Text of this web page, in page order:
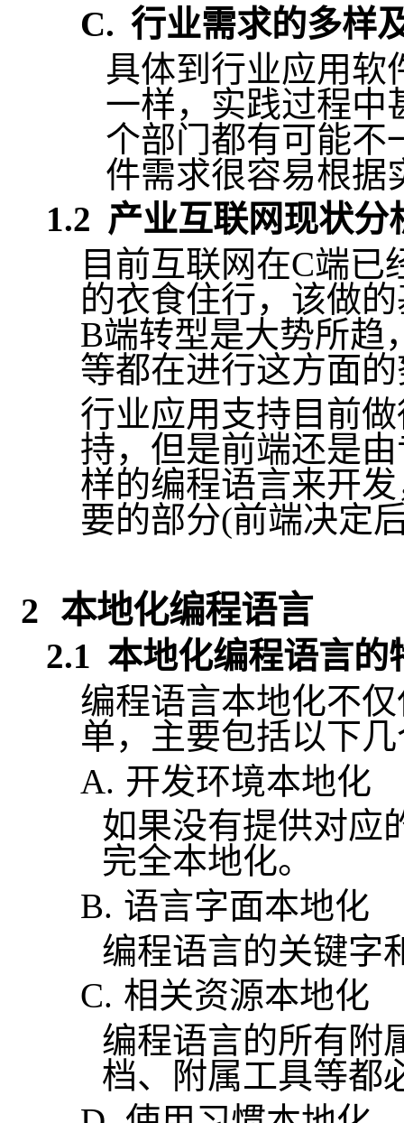
C. 行业需求的多样
具体到行业应用软
一样，实践过程中
个部门都有可能不
件需求很容易根据
1.2 产业互联网现状分
目前互联网在C端已
的衣食住行，该做
B端转型是大势所趋
等都在进行这方面
行业应用支持目前
持，但是前端还是
样的编程语言来开
要的部分(前端决定
2 本地化编程语言
2.1 本地化编程语言的
编程语言本地化不
单，主要包括以下
A. 开发环境本地化
如果没有提供对应
完全本地化。
B. 语言字面本地化
编程语言的关键字
C. 相关资源本地化
编程语言的所有附
档、附属工具等都